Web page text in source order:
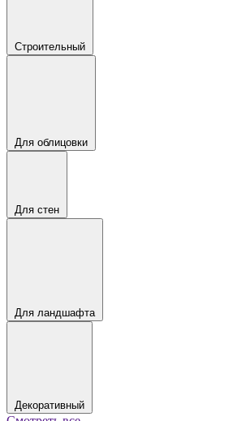
Строительный
Для облицовки
Для стен
Для ландшафта
Декоративный